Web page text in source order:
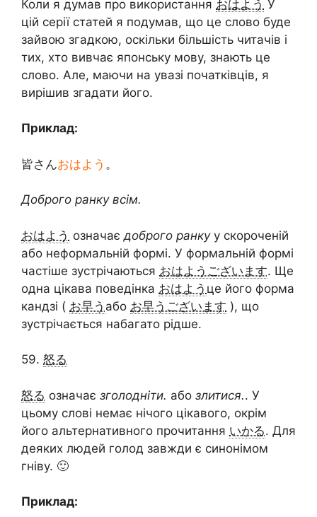
Коли я думав про використання おはよう У
цій серії статей я подумав, що це слово буде
зайвою згадкою, оскільки більшість читачів і
тих, хто вивчає японську мову, знають це
слово. Але, маючи на увазі початківців, я
вирішив згадати його.
Приклад:
皆さんおはよう 。
Доброго ранку всім.
おはよう означає доброго ранкуу скороченій
або неформальній формі. У формальній формі
частіше зустрічаються おはようございます. Ще
одна цікава поведінка おはよう це його форма
кандзі ( お早う або お早うございます ), що
зустрічається набагато рідше.
59. 怒る
怒る означає зголодніти. або злитися.. У
цьому слові немає нічого цікавого, окрім
його альтернативного прочитання いかる. Для
деяких людей голод завжди є синонімом
гніву. 🙂
Приклад: